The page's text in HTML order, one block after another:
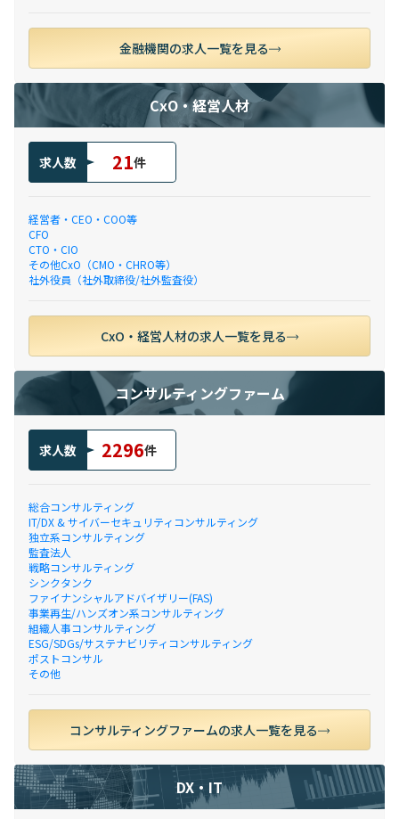
金融機関の求人一覧を見る
CxO・経営人材
求人数 21件
経営者・CEO・COO等
CFO
CTO・CIO
その他CxO（CMO・CHRO等）
社外役員（社外取締役/社外監査役）
CxO・経営人材の求人一覧を見る
コンサルティングファーム
求人数 2296件
総合コンサルティング
IT/DX & サイバーセキュリティコンサルティング
独立系コンサルティング
監査法人
戦略コンサルティング
シンクタンク
ファイナンシャルアドバイザリー(FAS)
事業再生/ハンズオン系コンサルティング
組織人事コンサルティング
ESG/SDGs/サステナビリティコンサルティング
ポストコンサル
その他
コンサルティングファームの求人一覧を見る
DX・IT